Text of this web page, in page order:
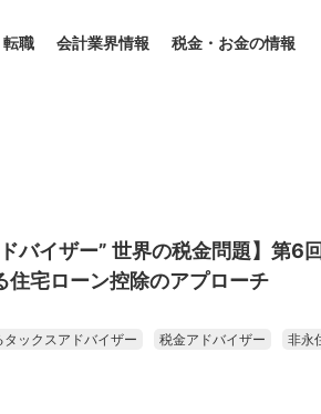
転職 会計業界情報 税金・お金の情報
バイザー” 世界の税金問題】第6
住宅ローン控除のアプローチ
タックスアドバイザー 税金アドバイザー
非永